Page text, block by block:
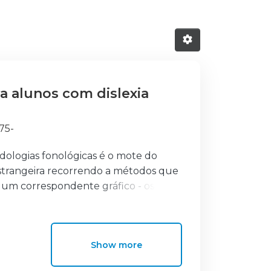
alunos com dislexia
fonológicas é o mote do
recorrendo a métodos que
correspondente gráfico - os
desenvolvimento da técnica de
criação de dois inquéritos na
de Inglês dos 2º e 3º
Show more